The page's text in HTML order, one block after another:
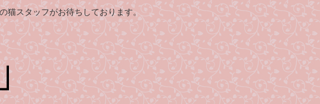
猫スタッフがお待ちしております。